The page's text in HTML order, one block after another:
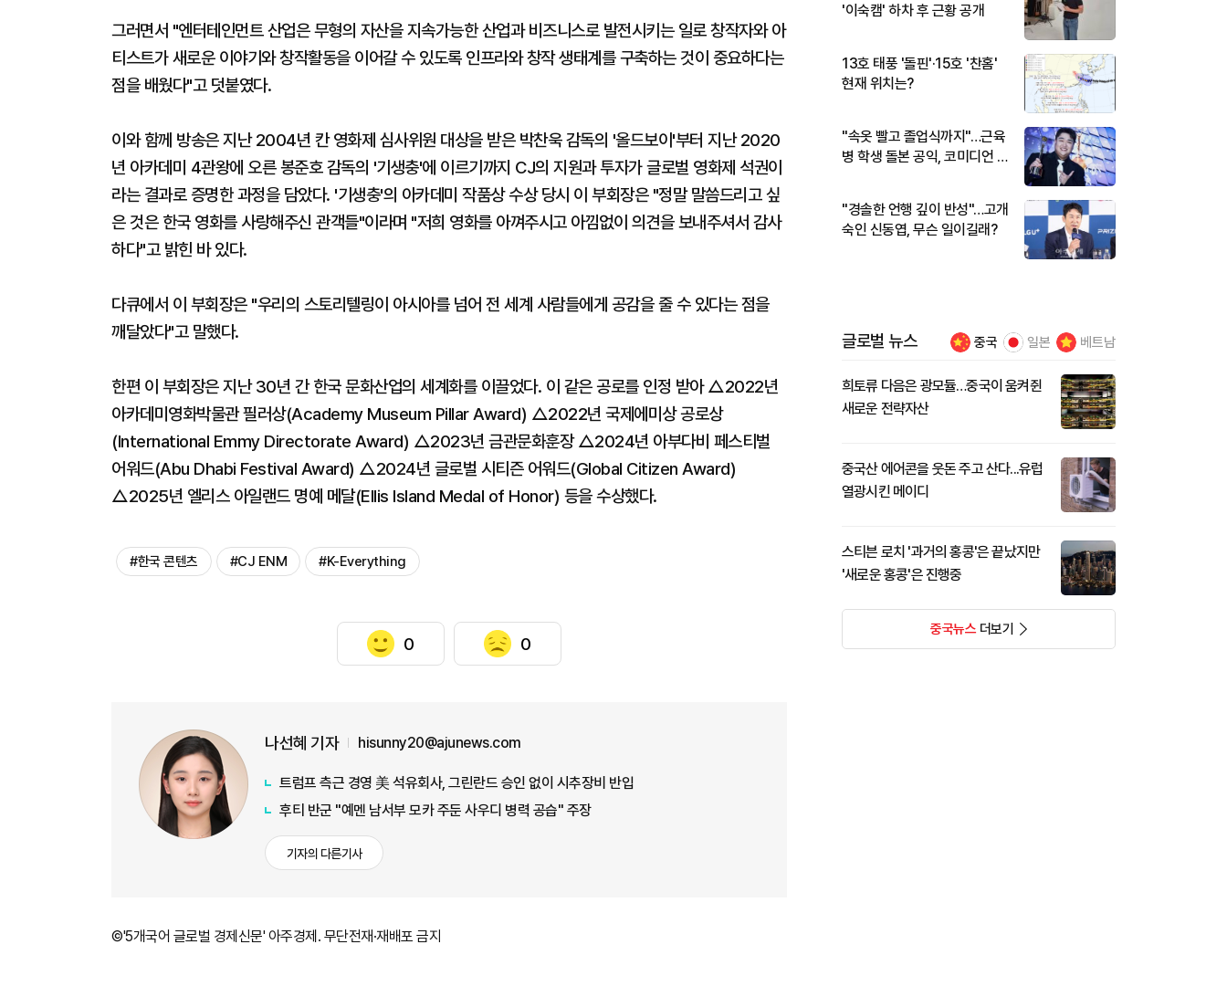
그러면서 "엔터테인먼트 산업은 무형의 자산을 지속가능한 산업과 비즈니스로 발전시키는 일로 창작자와 아
티스트가 새로운 이야기와 창작활동을 이어갈 수 있도록 인프라와 창작 생태계를 구축하는 것이 중요하다는
점을 배웠다"고 덧붙였다.
이와 함께 방송은 지난 2004년 칸 영화제 심사위원 대상을 받은 박찬욱 감독의 '올드보이'부터 지난 2020
년 아카데미 4관왕에 오른 봉준호 감독의 '기생충'에 이르기까지 CJ의 지원과 투자가 글로벌 영화제 석권이
라는 결과로 증명한 과정을 담았다. '기생충'의 아카데미 작품상 수상 당시 이 부회장은 "정말 말씀드리고 싶
은 것은 한국 영화를 사랑해주신 관객들"이라며 "저희 영화를 아껴주시고 아낌없이 의견을 보내주셔서 감사
하다"고 밝힌 바 있다.
다큐에서 이 부회장은 "우리의 스토리텔링이 아시아를 넘어 전 세계 사람들에게 공감을 줄 수 있다는 점을
깨달았다"고 말했다.
한편 이 부회장은 지난 30년 간 한국 문화산업의 세계화를 이끌었다. 이 같은 공로를 인정 받아 △2022년
아카데미영화박물관 필러상(Academy Museum Pillar Award) △2022년 국제에미상 공로상
(International Emmy Directorate Award) △2023년 금관문화훈장 △2024년 아부다비 페스티벌
어워드(Abu Dhabi Festival Award) △2024년 글로벌 시티즌 어워드(Global Citizen Award)
△2025년 엘리스 아일랜드 명예 메달(Ellis Island Medal of Honor) 등을 수상했다.
#한국 콘텐츠 #CJ ENM #K-Everything
0 0
나선혜 기자 hisunny20@ajunews.com
트럼프 측근 경영 美 석유회사, 그린란드 승인 없이 시추장비 반입
후티 반군 "예멘 남서부 모카 주둔 사우디 병력 공습" 주장
기자의 다른기사
©'5개국어 글로벌 경제신문' 아주경제. 무단전재·재배포 금지
'이숙캠' 하차 후 근황 공개
13호 태풍 '돌핀'·15호 '찬홈'
현재 위치는?
"속옷 빨고 졸업식까지"…근육
병 학생 돌본 공익, 코미디언 김
"경솔한 언행 깊이 반성"…고개
숙인 신동엽, 무슨 일이길래?
글로벌 뉴스 중국 일본 베트남
희토류 다음은 광모듈…중국이 움켜쥔
새로운 전략자산
중국산 에어콘을 웃돈 주고 산다...유럽
열광시킨 메이디
스티븐 로치 '과거의 홍콩'은 끝났지만
'새로운 홍콩'은 진행중
중국뉴스더보기